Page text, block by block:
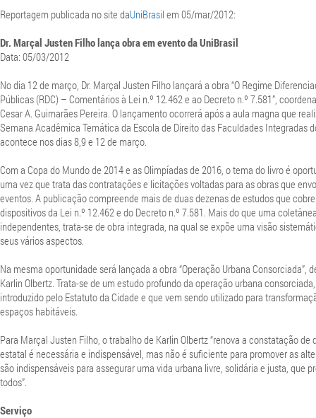
Reportagem publicada no site daUniBrasil em 05/mar/2012:
Dr. Marçal Justen Filho lança obra em evento da UniBrasil
Data: 05/03/2012
No dia 12 de março, Dr. Marçal Justen Filho lançará a obra “O Regime
Públicas (RDC) – Comentários à Lei n.º 12.462 e ao Decreto n.º 7.581”,
Cesar A. Guimarães Pereira. O lançamento ocorrerá após a aula magna que
Semana Acadêmica Temática da Escola de Direito das Faculdades Integradas
acontece nos dias 8,9 e 12 de março.
Com a Copa do Mundo de 2014 e as Olimpíadas de 2016, o tema do livro é
uma vez que trata das contratações e licitações voltadas para as obras que
eventos. A publicação compreende mais de duas dezenas de estudos que
dispositivos da Lei n.º 12.462 e do Decreto n.º 7.581. Mais do que uma
independentes, trata-se de obra integrada, na qual se expõe uma visão
seus vários aspectos.
Na mesma oportunidade será lançada a obra “Operação Urbana Consorciada”,
Karlin Olbertz. Trata-se de um estudo profundo da operação urbana
introduzido pelo Estatuto da Cidade e que vem sendo utilizado para
espaços habitáveis.
Para Marçal Justen Filho, o trabalho de Karlin Olbertz “renova a constatação de
estatal é necessária e indispensável, mas não é suficiente para promover as
são indispensáveis para assegurar uma vida urbana livre, solidária e justa, que
todos”.
Serviço